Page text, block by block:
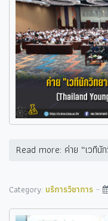
Read more: ค่าย “เวทีนั
Category: บริการวิชาการ